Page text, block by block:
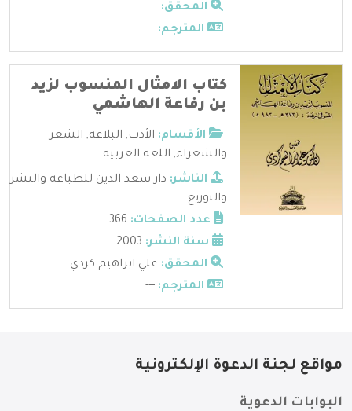
المحقق: ---
المترجم: ---
كتاب الامثال المنسوب لزيد
بن رفاعة الهاشمي
الأقسام: الأدب, البلاغة, الشعر
والشعراء, اللغة العربية
الناشر: دار سعد الدين للطباعه والنشر
والتوزيع
عدد الصفحات:
سنة النشر:
المحقق: علي ابراهيم كردي
المترجم: ---
مواقع لجنة الدعوة الإلكترونية
البوابات الدعوية